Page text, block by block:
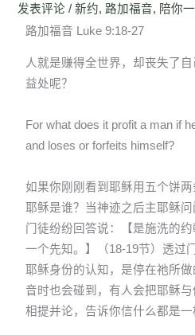
发表评论 /新约, 路加福音, 陪你
路加福音 Luke 9:18-27
人就是赚得全世界，却丧失了
益处呢？
For what does it profit a man if
and loses or forfeits himself?
如果你刚刚看到耶稣用五个饼
耶稣是谁？当神迹之后主耶稣
门徒纷纷回答说：【是施洗
一个先知。】（18-19节）透过
耶稣身份的认知，是停在祂所
音时也会碰到，有人会把耶稣
相提并论，告诉你信什么都是一